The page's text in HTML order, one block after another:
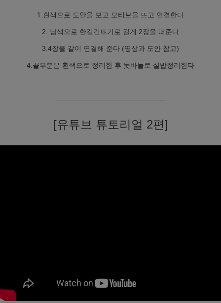
1,흰색으로 도안을 보고 모티브을 뜨고 연결한다
2. 남색으로 한길긴뜨기로 길게 2장을 떠준다
3.4장을 같이 연결해 준다 (영상과 도안 참고)
4.끝부분은 흰색으로 정리한 후 돗바늘로 실밥정리한다
--------------------------------------------------------
[유튜브 튜토리얼 2편]